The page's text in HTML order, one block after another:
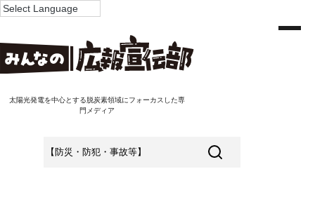
太陽光発電を中心とする脱炭素領域にフォーカスした専
門メディア